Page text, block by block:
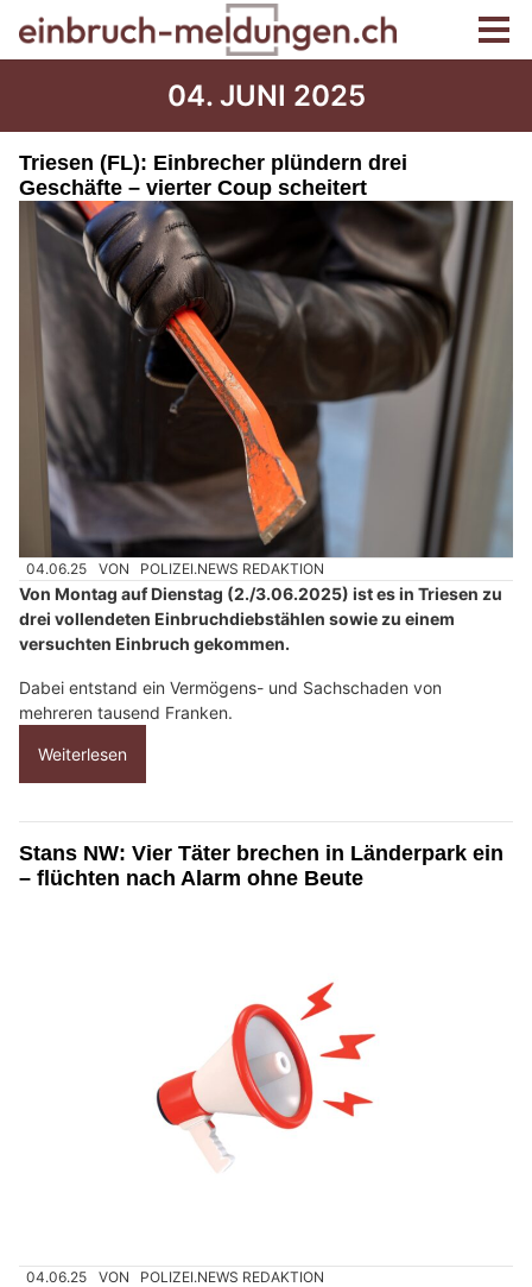
04. JUNI 2025
Triesen (FL): Einbrecher plündern drei
Geschäfte – vierter Coup scheitert
04.06.25 VON POLIZEI.NEWS REDAKTION
Von Montag auf Dienstag (2./3.06.2025) ist es in Triesen zu
drei vollendeten Einbruchdiebstählen sowie zu einem
versuchten Einbruch gekommen.
Dabei entstand ein Vermögens- und Sachschaden von
mehreren tausend Franken.
Weiterlesen
Stans NW: Vier Täter brechen in Länderpark ein
– flüchten nach Alarm ohne Beute
04.06.25 VON POLIZEI.NEWS REDAKTION